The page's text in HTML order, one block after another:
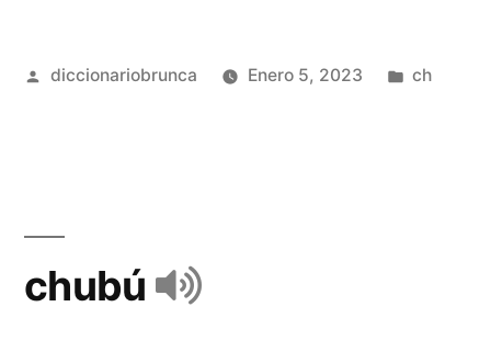
diccionariobrunca Enero 5, 2023 ch
chubú